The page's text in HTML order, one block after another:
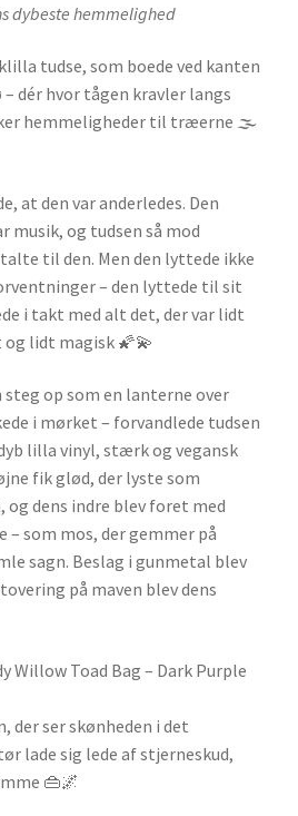
dybeste hemmelighed
tudse, som boede ved kanten
dér hvor tågen kravler langs
hemmeligheder til træerne 🌫️
at den var anderledes. Den
musik, og tudsen så mod
til den. Men den lyttede ikke
– den lyttede til sit
i takt med alt det, der var lidt
lidt magisk 🌠💫
steg op som en lanterne over
i mørket – forvandlede tudsen
lilla vinyl, stærk og vegansk
fik glød, der lyste som
dens indre blev foret med
som mos, der gemmer på
sagn. Beslag i gunmetal blev
på maven blev dens
Willow Toad Bag – Dark Purple
der ser skønheden i det
lade sig lede af stjerneskud,
👜🌌